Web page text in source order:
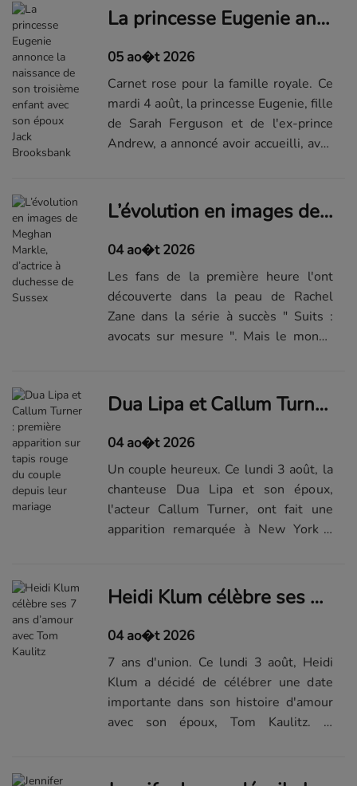
d'une belle déclaration d'amour.
Un...Lire la suite de...
La princesse Eugenie annonce la naissance de son troisième enfant avec son époux Jack Brooksbank
05 ao�t 2026
Carnet rose pour la famille royale. Ce
mardi 4 août, la princesse Eugenie, fille
de Sarah Ferguson et de l'ex-prince
Andrew, a annoncé avoir accueilli, avec
pleine santé dont l'ar...Lire la suite de
l'article sur...
L’évolution en images de Meghan Markle, d’actrice à duchesse de Sussex
04 ao�t 2026
Les fans de la première heure l'ont
découverte dans la peau de Rachel
Zane dans la série à succès " Suits :
avocats sur mesure ". Mais le monde
famille royale d'Angleterre...Visualiser
la suite du diaporama sur...
Dua Lipa et Callum Turner : première apparition sur tapis rouge du couple depuis leur mariage
04 ao�t 2026
Un couple heureux. Ce lundi 3 août, la
chanteuse Dua Lipa et son époux,
l'acteur Callum Turner, ont fait une
apparition remarquée à New York à
l'un des rôles principaux. U...Visualiser
la suite...
Heidi Klum célèbre ses 7 ans d’amour avec Tom Kaulitz
04 ao�t 2026
7 ans d'union. Ce lundi 3 août, Heidi
Klum a décidé de célébrer une date
importante dans son histoire d'amour
avec son époux, Tom Kaulitz. À
touchante. Un souvenir indélébile